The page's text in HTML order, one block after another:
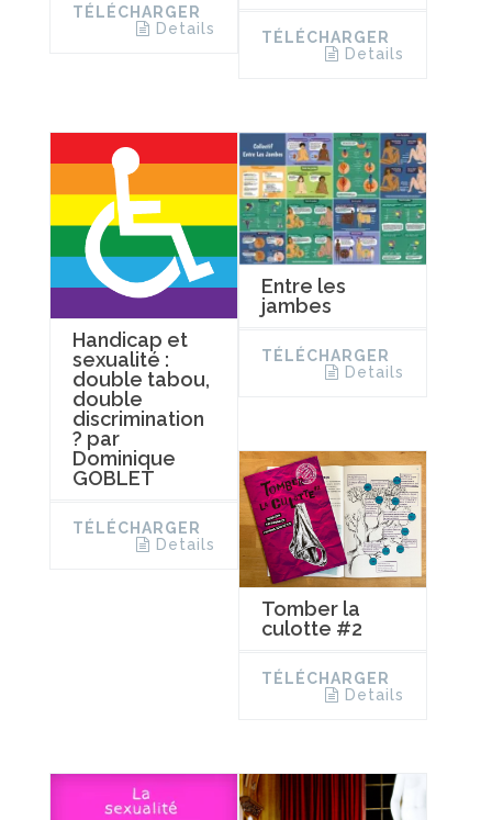
TÉLÉCHARGER
Details
TÉLÉCHARGER
Details
Handicap et
sexualité :
double tabou,
double
discrimination
? par
Dominique
GOBLET
TÉLÉCHARGER
Details
Entre les
jambes
TÉLÉCHARGER
Details
Tomber la
culotte #2
TÉLÉCHARGER
Details